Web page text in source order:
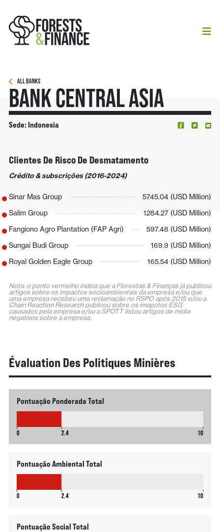
ALL BANKS
Bank Central Asia
Sede: Indonesia
Clientes De Risco De Desmatamento
Crédito & subscrições (2016-2024)
Sinar Mas Group
5745.04 (USD Million)
Salim Group
1284.27 (USD Million)
Fangiono Agro Plantation (FAP Agri)
597.48 (USD Million)
Sungai Budi Group
169.9 (USD Million)
Royal Golden Eagle Group
165.54 (USD Million)
Nota: o ponto vermelho indica que a Florestas & Finanças já publicou
artigos sobre os impactos socioambientais da empresa e/ou que
uma empresa recebeu uma reclamação no RSPO após 2015 e/ou a
Chain Reaction Research publicou sobre os imapctos ESG
causados pela empresa e/ou a SPOTT listou artigos de mídia
negativos sobre a empresa.
Évaluation Des Politiques Minières
Pontuação Ponderada Total
0 2.4 102.4
Pontuação Ambiental Total
0 2.4 102.4
Pontuação Social Total